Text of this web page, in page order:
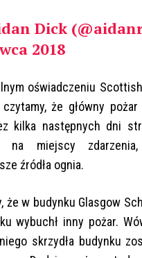
Dick
2018
oświadczeniu
że główny pożar
kilka następnych dni
na miejscy
źródła ognia.
że w budynku Glasgow
wybuchł inny pożar.
skrzydła budynku